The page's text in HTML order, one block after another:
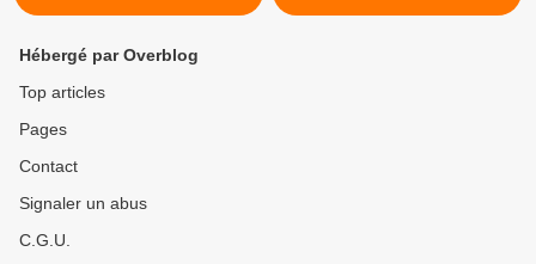
Hébergé par Overblog
Top articles
Pages
Contact
Signaler un abus
C.G.U.